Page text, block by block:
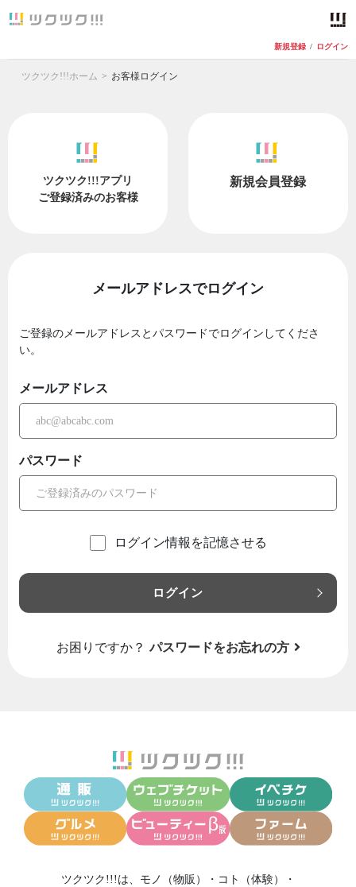
新規登録 / ログイン
ツクツク!!!ホーム お客様ログイン
ツクツク!!!アプリ
ご登録済みのお客様
新規会員登録
メールアドレスでログイン
ご登録のメールアドレスとパスワードでログインしてくださ
い。
メールアドレス
パスワード
ログイン情報を記憶させる
ログイン
お困りですか？ パスワードをお忘れの方
ツクツク!!!は、 モノ（物販） ・ コト（体験）
・